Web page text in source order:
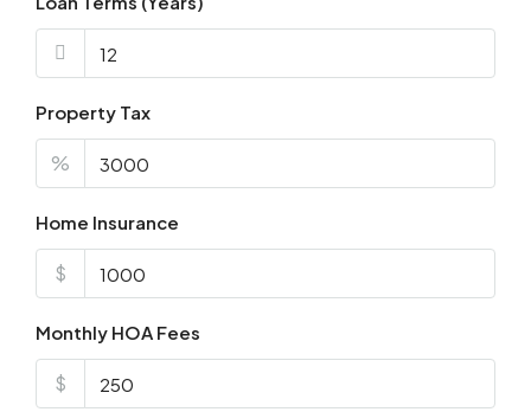
Property Tax
%
Home Insurance
$
Monthly HOA Fees
$